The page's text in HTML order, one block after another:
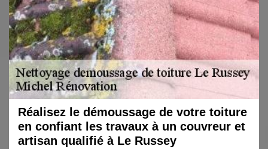
Réalisez le démoussage de votre toiture
en confiant les travaux à un couvreur et
artisan qualifié à Le Russey